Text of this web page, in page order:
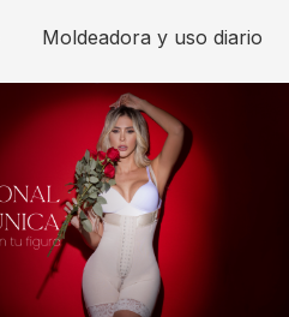
Moldeadora y uso diario